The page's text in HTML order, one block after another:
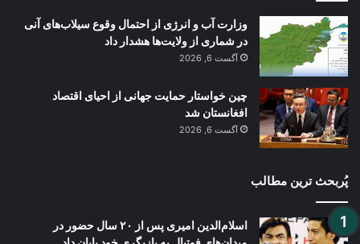
وزارت آب و انرژی از احتمال وقوع سیلاب‌های آنی
در شماری از ولایت‌ها هشدار داد
آگست 6, 2026
چین خواستار حمایت جهانی از احیای اقتصاد
افغانستان شد
آگست 6, 2026
پُربحث ترین مطالب
اسلام‌الدین امیری پس از ۲۰ سال حضور در